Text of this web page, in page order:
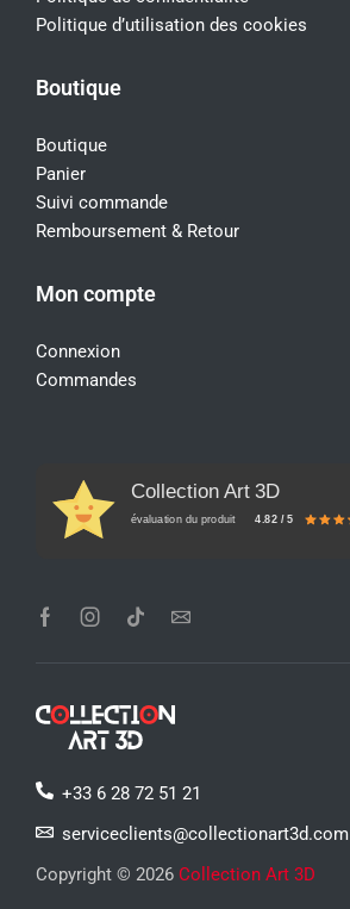
Politique d’utilisation des cookies
Boutique
Boutique
Panier
Suivi commande
Remboursement & Retour
Mon compte
Connexion
Commandes
Collection Art 3D
évaluation du produit 4.82 / 5
+33 6 28 72 51 21
serviceclients@collectionart3d.com
Copyright © 2026 Collection Art 3D